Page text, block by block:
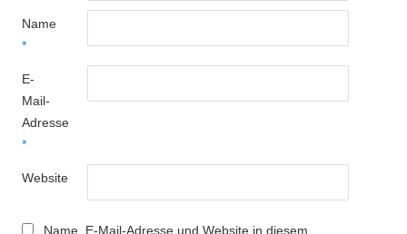
Name
*
E-
Mail-
Adresse
*
Website
Name, E-Mail-Adresse und Website in diesem